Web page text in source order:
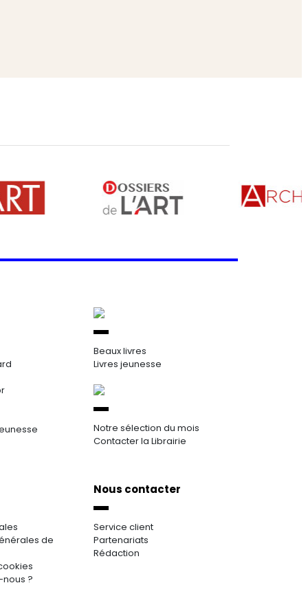
Beaux livres
Livres jeunesse
Notre sélection du mois
Contacter la Librairie
de
?
Nous contacter
Service client
Partenariats
Rédaction